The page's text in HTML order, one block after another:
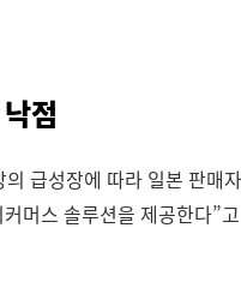
점
급성장에 따라 일본 판매
머스 솔루션을 제공한다”